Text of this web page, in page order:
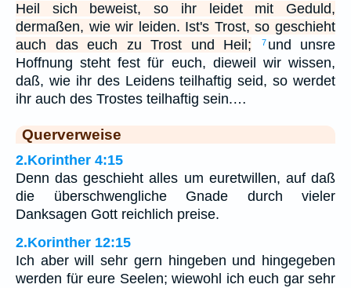
Heil sich beweist, so ihr leidet mit Geduld,
dermaßen, wie wir leiden. Ist's Trost, so geschieht
auch das euch zu Trost und Heil;
7 und unsre
Hoffnung steht fest für euch, dieweil wir wissen,
daß, wie ihr des Leidens teilhaftig seid, so werdet
ihr auch des Trostes teilhaftig sein.…
Querverweise
2.Korinther 4:15
Denn das geschieht alles um euretwillen, auf daß
die überschwengliche Gnade durch vieler
Danksagen Gott reichlich preise.
2.Korinther 12:15
Ich aber will sehr gern hingeben und hingegeben
werden für eure Seelen; wiewohl ich euch gar sehr